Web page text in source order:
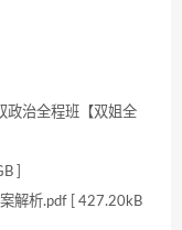
治全程班【双姐全
]
析.pdf [ 427.20kB